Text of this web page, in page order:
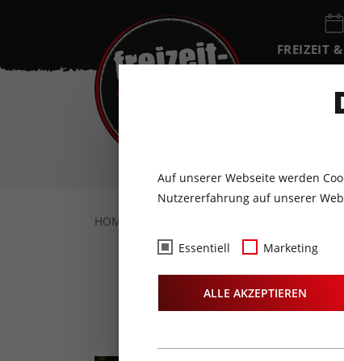
FREIZEIT
HOME
Auf unserer Webseite werden
Nutzererfahrung auf unserer
Essentiell Marketing
ALLE AKZEPTIEREN